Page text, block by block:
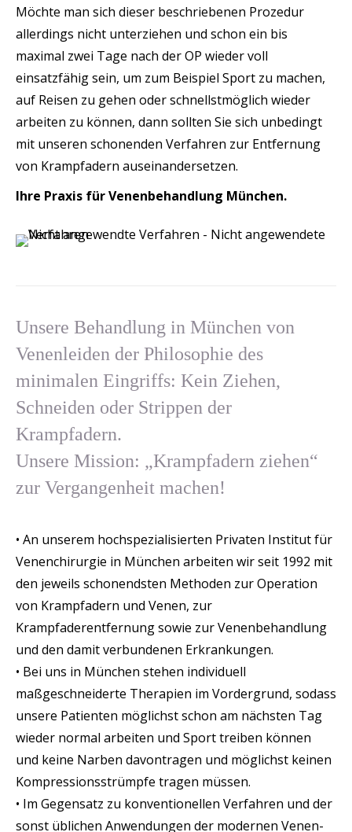
Möchte man sich dieser beschriebenen Prozedur
allerdings nicht unterziehen und schon ein bis
maximal zwei Tage nach der OP wieder voll
einsatzfähig sein, um zum Beispiel Sport zu machen,
auf Reisen zu gehen oder schnellstmöglich wieder
arbeiten zu können, dann sollten Sie sich unbedingt
mit unseren schonenden Verfahren zur Entfernung
von Krampfadern auseinandersetzen.
Ihre Praxis für Venenbehandlung München.
Unsere Behandlung in München von
Venenleiden der Philosophie des
minimalen Eingriffs: Kein Ziehen,
Schneiden oder Strippen der
Krampfadern.
Unsere Mission: „Krampfadern ziehen“
zur Vergangenheit machen!
• An unserem hochspezialisierten Privaten Institut für
Venenchirurgie in München arbeiten wir seit 1992 mit
den jeweils schonendsten Methoden zur Operation
von Krampfadern und Venen, zur
Krampfaderentfernung sowie zur Venenbehandlung
und den damit verbundenen Erkrankungen.
• Bei uns in München stehen individuell
maßgeschneiderte Therapien im Vordergrund, sodass
unsere Patienten möglichst schon am nächsten Tag
wieder normal arbeiten und Sport treiben können
und keine Narben davontragen und möglichst keinen
Kompressionsstrümpfe tragen müssen.
• Im Gegensatz zu konventionellen Verfahren und der
sonst üblichen Anwendungen der modernen Venen-